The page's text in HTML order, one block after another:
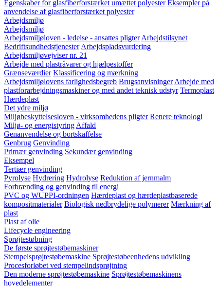
Egenskaber for glasfiberforstærket umættet polyester Eksempler på
anvendelse af glasfiberforstærket polyester
Arbejdsmiljø
Arbejdsmiljø
Arbejdsmiljøloven - ledelse - ansattes pligter Arbejdstilsynet
Bedriftsundhedstjenester Arbejdspladsvurdering
Arbejdsmiljøvejviser nr. 21
Arbejde med plastråvarer og hjælpestoffer
Grænseværdier Klassificering og mærkning
Arbejdsmiljølovens farlighedsbegreb Brugsanvisninger Arbejde med
plastforarbejdningsmaskiner og med andet teknisk udstyr Termoplast
Hærdeplast
Det ydre miljø
Miljøbeskyttelsesloven - virksomhedens pligter Renere teknologi
Miljø- og energistyring Affald
Genanvendelse og bortskaffelse
Genbrug Genvinding
Primær genvinding Sekundær genvinding
Eksempel
Tertiær genvinding
Pyrolyse Hydrering Hydrolyse Reduktion af jernmalm
Forbrænding og genvinding til energi
PVC og WUPPI-ordningen Hærdeplast og hærdeplastbaserede
kompositmaterialer Biologisk nedbrydelige polymerer Mærkning af
plast
Plast af olie
Lifecycle engineering
Sprøjtestøbning
De første sprøjtestøbemaskiner
Stempelsprøjtestøbemaskine Sprøjtestøbeenhedens udvikling
Procesforløbet ved stempelindsprøjtning
Den moderne sprøjtestøbemaskine Sprøjtestøbemaskinens
hovedelementer